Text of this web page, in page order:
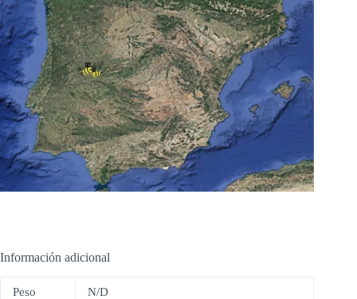
Información adicional
Peso N/D